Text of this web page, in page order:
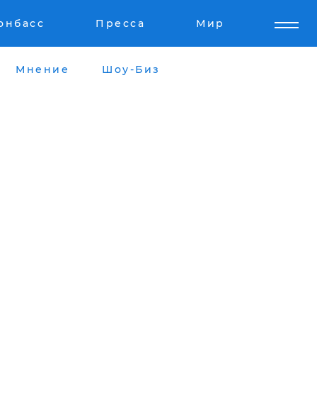
Пресса Мир
Мнение Шоу-Биз